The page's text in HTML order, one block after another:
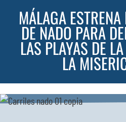
ACTUALIDAD
SERVICIOS
ESPACIOS
MÁLAGA
DE NADO PARA
LAS PLAYAS DE
LA